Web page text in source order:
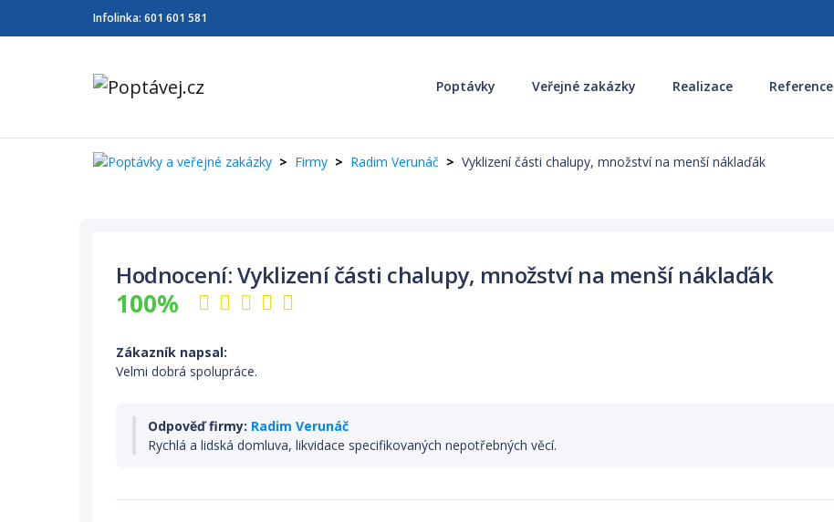
Infolinka: 601 601 581
Poptávky Veřejné zakázky Realizace Reference
Firmy Radim Verunáč Vyklizení části chalupy, množství na menší náklaďák
Hodnocení: Vyklizení části chalupy, množství na menší náklaďák
100%
Zákazník napsal:
Velmi dobrá spolupráce.
Odpověď firmy: Radim Verunáč
Rychlá a lidská domluva, likvidace specifikovaných nepotřebných věcí.